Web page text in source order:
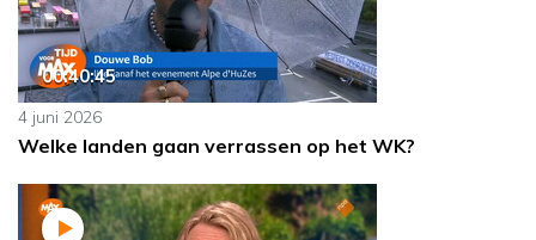
00:40:45
4 juni 2026
Welke landen gaan verrassen op het WK?